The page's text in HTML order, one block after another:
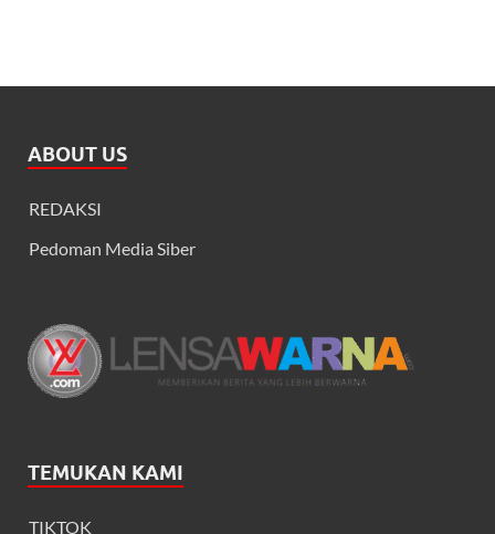
ABOUT US
REDAKSI
Pedoman Media Siber
TEMUKAN KAMI
TIKTOK